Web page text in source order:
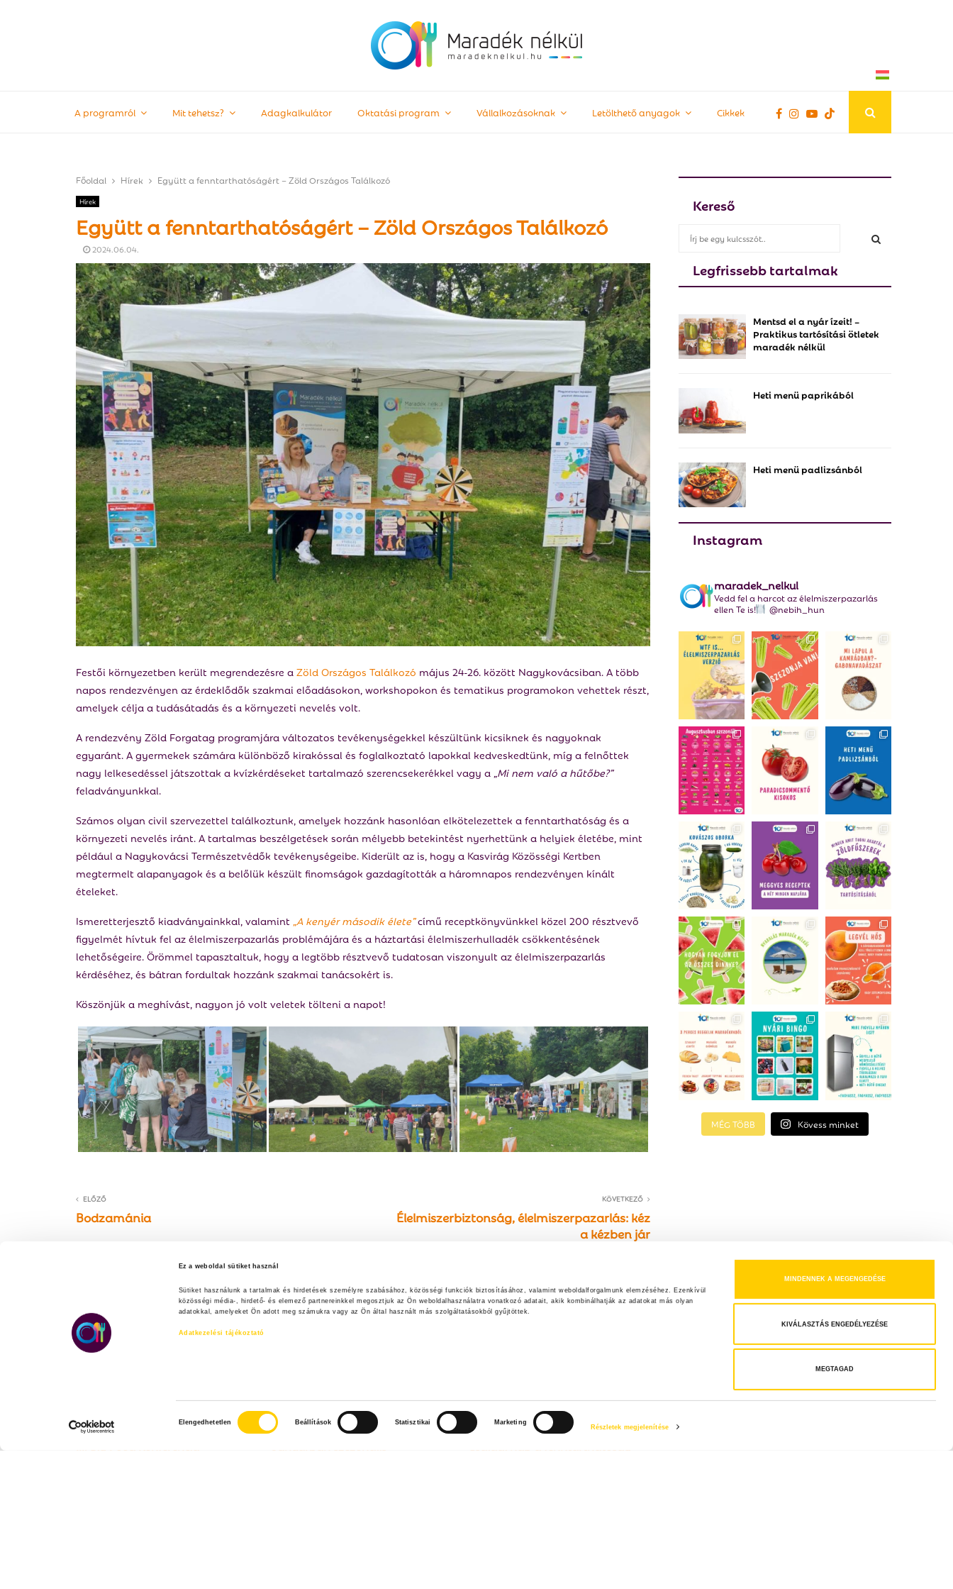
Ez a weboldal sütiket használ
Sütiket használunk a tartalmak és hirdetések személyre szabásához, közösségi funkciók biztosításához, valamint weboldalforgalmunk elemzéséhez. Ezenkívül
közösségi média-, hirdető- és elemező partnereinkkel megosztjuk az Ön weboldalhasználatra vonatkozó adatait, akik kombinálhatják az adatokat más olyan
adatokkal, amelyeket Ön adott meg számukra vagy az Ön által használt más szolgáltatásokból gyűjtöttek.
Adatkezelési tájékoztató
z
Elengedhetetlen Beállítások Statisztikai Marketing
Részletek megjelenítése
MINDENNEK A MEGENGEDÉSE
KIVÁLASZTÁS ENGEDÉLYEZÉSE
MEGTAGAD
A programról Mit tehetsz? Adagkalkulátor Oktatási program Vállalkozásoknak Letölthető anyagok Cikkek
Főoldal Hírek Együtt a fenntarthatóságért – Zöld Országos Találkozó
Hírek
Együtt a fenntarthatóságért – Zöld Országos Találkozó
2024.06.04.
Festői környezetben került megrendezésre a Zöld Országos Találkozó május 24-26. között Nagykovácsiban. A több
napos rendezvényen az érdeklődők szakmai előadásokon, workshopokon és tematikus programokon vehettek részt,
amelyek célja a tudásátadás és a környezeti nevelés volt.
A rendezvény Zöld Forgatag programjára változatos tevékenységekkel készültünk kicsiknek és nagyoknak
egyaránt. A gyermekek számára különböző kirakóssal és foglalkoztató lapokkal kedveskedtünk, míg a felnőttek
nagy lelkesedéssel játszottak a kvízkérdéseket tartalmazó szerencsekerékkel vagy a „Mi nem való a hűtőbe?”
feladványunkkal.
Számos olyan civil szervezettel találkoztunk, amelyek hozzánk hasonlóan elkötelezettek a fenntarthatóság és a
környezeti nevelés iránt. A tartalmas beszélgetések során mélyebb betekintést nyerhettünk a helyiek életébe, mint
például a Nagykovácsi Természetvédők tevékenységeibe. Kiderült az is, hogy a Kasvirág Közösségi Kertben
megtermelt alapanyagok és a belőlük készült finomságok gazdagították a háromnapos rendezvényen kínált
ételeket.
Ismeretterjesztő kiadványainkkal, valamint „A kenyér második élete”című receptkönyvünkkel közel 200 résztvevő
figyelmét hívtuk fel az élelmiszerpazarlás problémájára és a háztartási élelmiszerhulladék csökkentésének
lehetőségeire. Örömmel tapasztaltuk, hogy a legtöbb résztvevő tudatosan viszonyult az élelmiszerpazarlás
kérdéséhez, és bátran fordultak hozzánk szakmai tanácsokért is.
Köszönjük a meghívást, nagyon jó volt veletek tölteni a napot!
ELŐZŐ
Bodzamánia
KÖVETKEZŐ
Élelmiszerbiztonság, élelmiszerpazarlás: kéz
a kézben jár
KAPCSOLÓDÓ TARTALMAK
III. Big Food Konferencia
Januárban szezonális
Családi nap a fenntarthatóság
Kereső
c
f
o
r
Legfrissebb tartalmak
Mentsd el a nyár ízeit! –
Praktikus tartósítási ötletek
maradék nélkül
Heti menü paprikából
Heti menü padlizsánból
Instagram
maradek_nelkul
Vedd fel a harcot az élelmiszerpazarlás
ellen Te is!
@nebih_hun
MÉG TÖBB Kövess minket